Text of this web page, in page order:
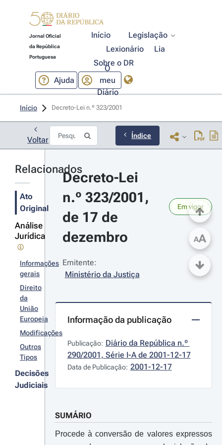
Jornal Oficial
da República
Portuguesa
Início
Legislação
Lexionário
Lia
Sobre o DR
Ajuda
O
meu
Diário
Início Decreto-Lei n.º 323/2001
Voltar Índice
Relacionados
Ato
Original
Análise
Jurídica
Informações
gerais
Direito
da
União
Europeia
Modificações
Outros
Tipos
Decisões
Judiciais
Decreto-Lei
n.º 323/2001,
de 17 de
dezembro
Em vigor
Emitente:
Ministério da Justiça
Informação da publicação
Publicação: Diário da República n.º
290/2001, Série I-A de 2001-12-17
Data de Publicação: 2001-12-17
SUMÁRIO
Procede à conversão de valores expressos
AA